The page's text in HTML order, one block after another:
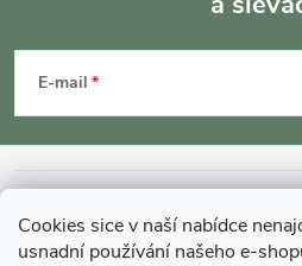
Cookies sice v naší nabídce
usnadní používání našeho e-
p
a
E-mail